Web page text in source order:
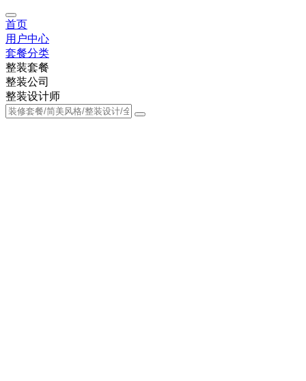
首页
用户中心
套餐分类
整装套餐
整装公司
整装设计师